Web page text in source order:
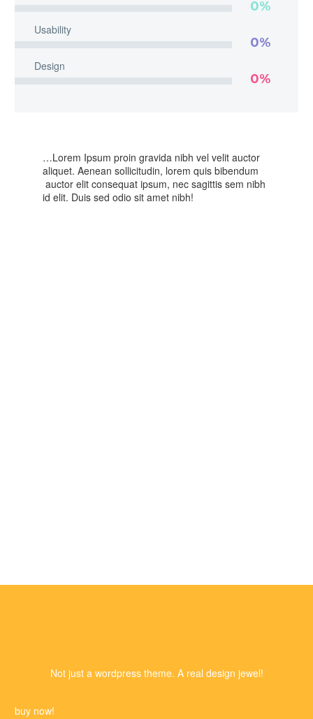
0%
Usability
0%
Design
0%
…Lorem Ipsum proin gravida nibh vel velit auctor
aliquet. Aenean sollicitudin, lorem quis bibendum
auctor elit consequat ipsum, nec sagittis sem nibh
id elit. Duis sed odio sit amet nibh!
Not just a wordpress theme. A real design jewel!
buy now!